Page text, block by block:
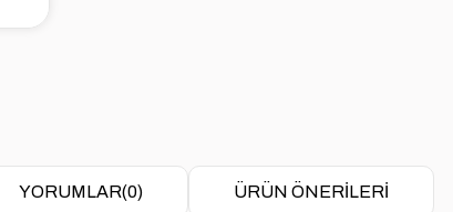
YORUMLAR(0) ÜRÜN ÖNERILERI